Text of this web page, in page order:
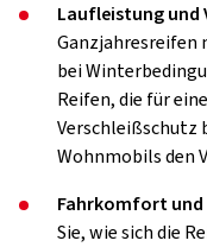
Laufleistung
Ganzjahresreifen
bei
Reifen, die für
Verschleißschutz
Wohnmobils den
Fahrkomfort und
Sie, wie sich die